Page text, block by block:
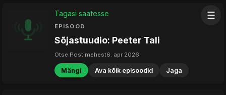
☰
Tagasi saatesse
EPISOOD
Sõjastuudio: Peeter Tali
Otse Postimehest6. apr 2026
Mängi Ava kõik episoodid Jaga